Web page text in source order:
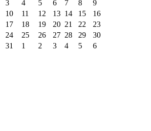
3
4 5 6 7 8
9
10
11 12 13 14 15
16
17
18 19 20 21 22
23
24
25 26 27 28 29
30
31
1 2 3 4 5 6